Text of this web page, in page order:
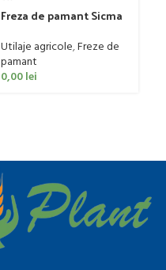
Freza de pamant Sicma
50 CP
Utilaje agricole,Freze de
pamant
0,00lei